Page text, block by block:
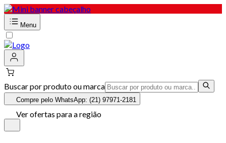
Menu
Buscar por produto ou marca
Compre pelo WhatsApp: (21) 97971-2181
Ver ofertas para a região